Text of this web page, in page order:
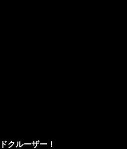
クルーザー！